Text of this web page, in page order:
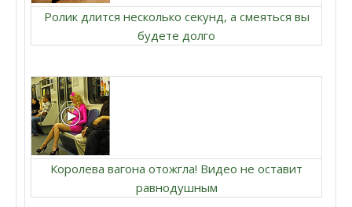
Ролик длится несколько секунд, а смеяться вы
будете долго
Королева вагона отожгла! Видео не оставит
равнодушным